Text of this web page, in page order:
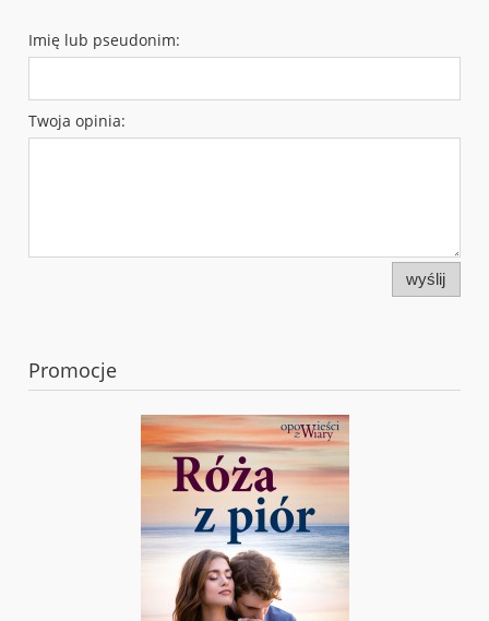
Imię lub pseudonim:
Twoja opinia:
wyślij
Promocje